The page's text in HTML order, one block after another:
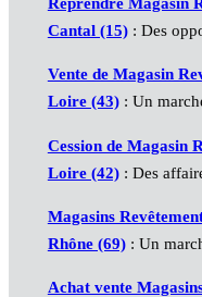
Reprendre Magasin
Cantal (15): Des
Vente de Magasin
Loire (43): Un
Cession de Magasin
Loire (42): Des
Magasins
Rhône (69): Un
Achat vente